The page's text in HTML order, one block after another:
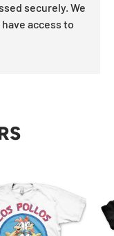
securely. We
access to